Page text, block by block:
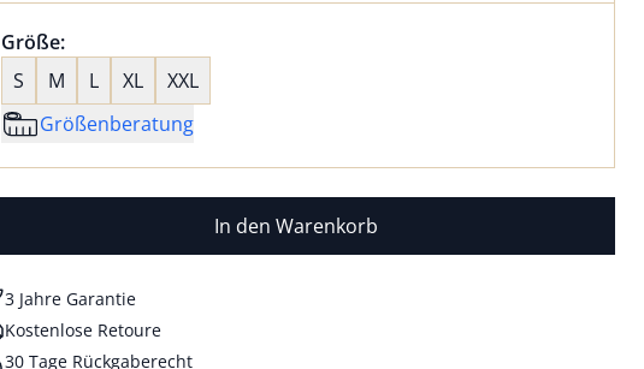
Größenauswahl:
Größe:nichts ausgewählt
S
M L XL
XXL
Größenberatung
In den Warenkorb
3 Jahre Garantie
Kostenlose Retoure
30 Tage Rückgaberecht